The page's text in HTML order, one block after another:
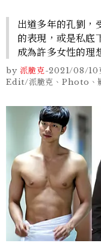
出道多年的孔劉，
的表現，或是私底
成為許多女性的理
by 派脆克-2021/08/10
Edit/派脆克、Photo、